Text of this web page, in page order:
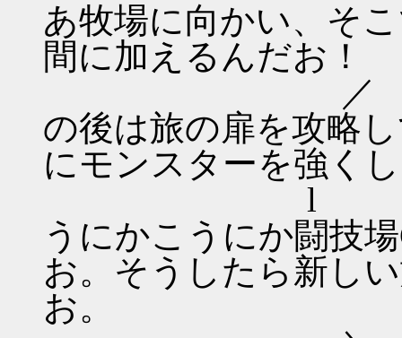
あ牧場に向かい、そ
間に加えるんだお！
／ （ ●
の後は旅の扉を攻略
にモンスターを強く
l ⌒（__
うにかこうにか闘技
お。そうしたら新し
お。